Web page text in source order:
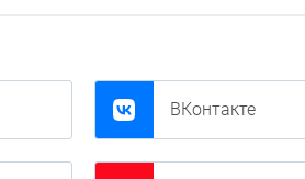
ВКонтакте